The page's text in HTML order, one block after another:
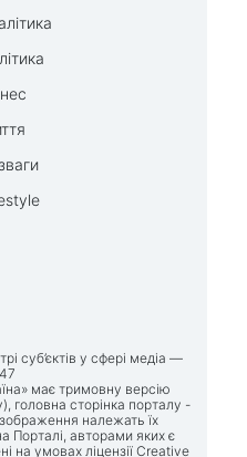
суб’єктів у сфері медіа —
має тримовну версію
головна сторінка порталу -
зображення належать їх
Порталі, авторами яких є
на умовах ліцензії Creative